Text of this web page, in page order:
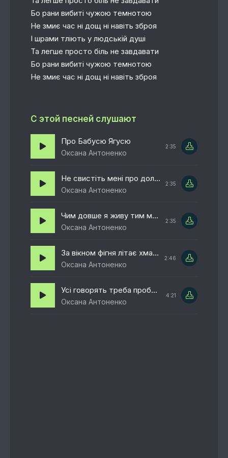
Бо рани вибиті чужою темнотою
Не змиє час ні дощ ні навіть зброя
І шрами тліють у людській душі
Та легше просто біль не завдавати
Бо рани вибиті чужою темнотою
Не змиє час ні дощ ні навіть зброя
С этой песней слушают
Про Бабусю Ягусю
Оксана Антоненко
2:35
Не свистіть мені про долю я її сама кую
Оксана Антоненко
2:35
Чим довше я живу тим менше поясняю
Оксана Антоненко
2:35
За вікном фігня літає хмарки нищить напролом
Оксана Антоненко
2:46
Усі говорять треба пробачати
Оксана Антоненко
4:21